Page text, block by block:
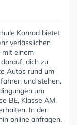
Konrad bietet
verlässlichen
mit einem
dich zu
Autos rund um
und stehen.
um
BE, Klasse AM,
In der
online anfragen.